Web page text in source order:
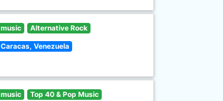
music Alternative Rock
Caracas, Venezuela
music Top 40 & Pop Music